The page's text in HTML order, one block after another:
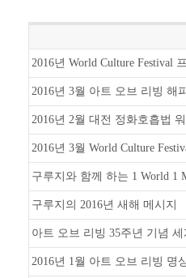
2016년 World Culture Festival
2016년 3월 아트 오브 리빙 해
2016년 2월 대전 정화호흡법
2016년 3월 World Culture
구루지와 함께 하는 1 World 1
구루지의 2016년 새해 메시지
아트 오브 리빙 35주년 기념 세
2016년 1월 아트 오브 리빙 명